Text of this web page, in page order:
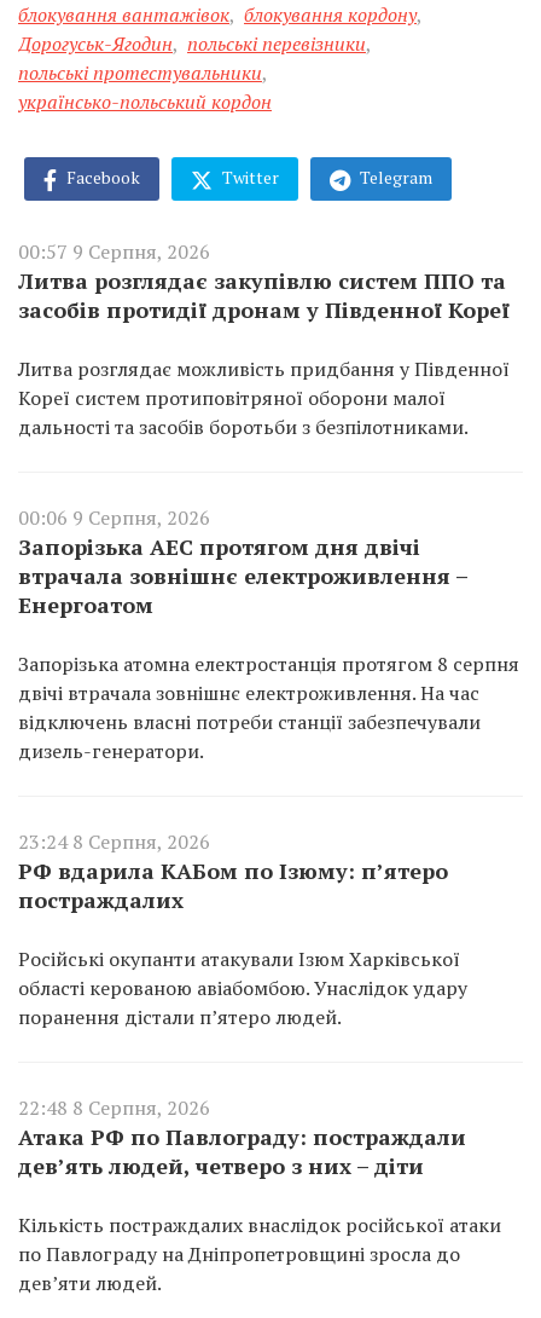
блокування вантажівок, блокування кордону,
Дорогуськ-Ягодин, польські перевізники,
польські протестувальники,
українсько-польський кордон
Facebook Twitter Telegram
00:57 9 Серпня, 2026
Литва розглядає закупівлю систем ППО та
засобів протидії дронам у Південної Кореї
Литва розглядає можливість придбання у Південної
Кореї систем протиповітряної оборони малої
дальності та засобів боротьби з безпілотниками.
00:06 9 Серпня, 2026
Запорізька АЕС протягом дня двічі
втрачала зовнішнє електроживлення –
Енергоатом
Запорізька атомна електростанція протягом 8 серпня
двічі втрачала зовнішнє електроживлення. На час
відключень власні потреби станції забезпечували
дизель-генератори.
23:24 8 Серпня, 2026
РФ вдарила КАБом по Ізюму: п’ятеро
постраждалих
Російські окупанти атакували Ізюм Харківської
області керованою авіабомбою. Унаслідок удару
поранення дістали п’ятеро людей.
22:48 8 Серпня, 2026
Атака РФ по Павлограду: постраждали
дев’ять людей, четверо з них – діти
Кількість постраждалих внаслідок російської атаки
по Павлограду на Дніпропетровщині зросла до
дев’яти людей.